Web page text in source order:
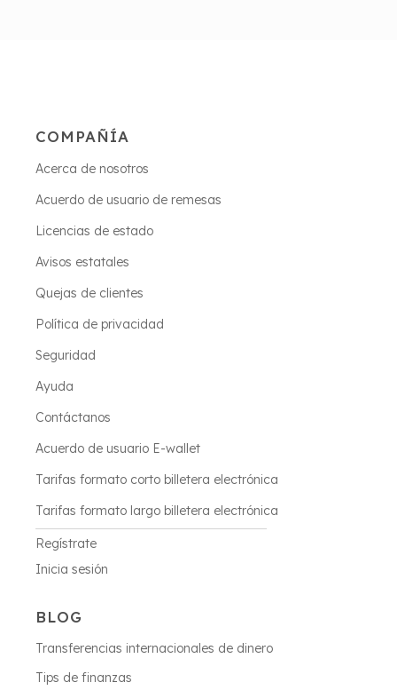
COMPAÑÍA
Acerca de nosotros
Acuerdo de usuario de remesas
Licencias de estado
Avisos estatales
Quejas de clientes
Política de privacidad
Seguridad
Ayuda
Contáctanos
Acuerdo de usuario E-wallet
Tarifas formato corto billetera electrónica
Tarifas formato largo billetera electrónica
Regístrate
Inicia sesión
BLOG
Transferencias internacionales de dinero
Tips de finanzas